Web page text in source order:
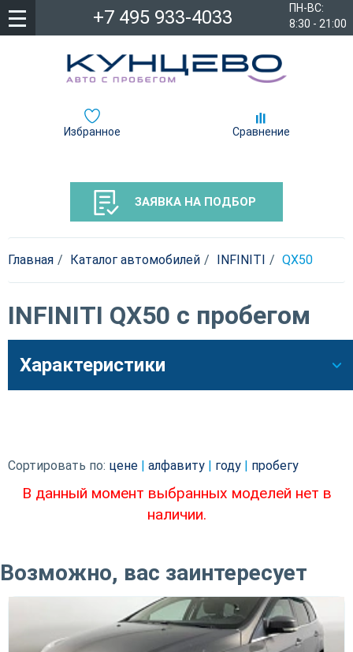
ПН-ВС:
8:30 - 21:00
+7 495 933-4033
Избранное Сравнение
ЗАЯВКА НА ПОДБОР
Главная Каталог автомобилей INFINITI QX50
INFINITI QX50 с пробегом
Характеристики
Сортировать по: цене алфавиту году пробегу
В данный момент выбранных моделей нет в
наличии.
Возможно, вас заинтересует